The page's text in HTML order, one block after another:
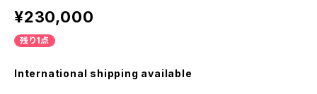
¥230,000
残り1点
International shipping available